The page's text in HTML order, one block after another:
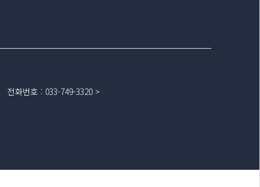
전화번호 : 033-749-3320